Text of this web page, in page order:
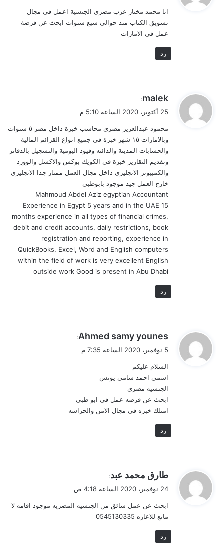
ل
انا محمد مختار عزب مصرى الجنسية اعمل فى مجال
تسويق الكتاب منذ حوالى سبع سنوات ابحث عن فرصة
عمل فى الامارات
رد
ي
ق
ل
malek
:
25 أكتوبر، 2020 الساعة 5:10 م
محمود عبدالعزيز مصري محاسب خبرة داخل مصر ٥ سنوات
وبالامارات ١٥ شهر خبرة في جميع انواع القرائم المالية
والحسابات المدينة والدائنه وقيود اليومية والتسجيل بالدفاتر
وتقديم التقارير خبرة في الكويك بوكس والاكسل والوورد
والكمبيوتر الانجليزي داخل مجال العمل ممتاز جدا الانجليزي
خارج العمل جيد موجود بابوظبي
Mahmoud Abdel Aziz egyptian Accountant
Experience in Egypt 5 years and in the UAE 15
months experience in all types of financial crimes,
debit and credit accounts, daily restrictions, book
registration and reporting, experience in
QuickBooks, Excel, Word and English computers
within the field of work is very excellent English
outside work Good is present in Abu Dhabi
رد
ي
ق
ل
Ahmed samy younes
:
5 نوفمبر، 2020 الساعة 7:35 م
السلام عليكم
اسمي احمد سامي يونس
الجنسيه مصري
ابحث عن فرصه عمل في ابو ظبي
امتلك خبره في مجال الامن والحراسه
رد
ي
ق
ل
طارق محمد عبد:
24 نوفمبر، 2020 الساعة 4:18 ص
ابحث عن عمل سائق من الجنسيه المصريه موجود اقامه لا
مانع للاعاره 0545130335
رد